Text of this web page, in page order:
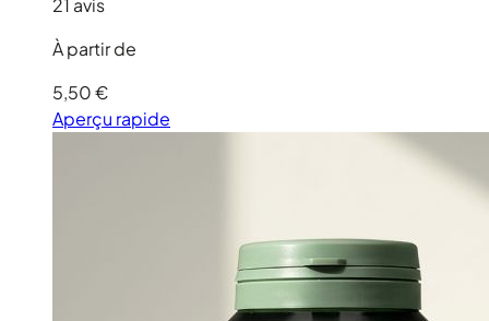
21 avis
À partir de
5,50 €
Aperçu rapide